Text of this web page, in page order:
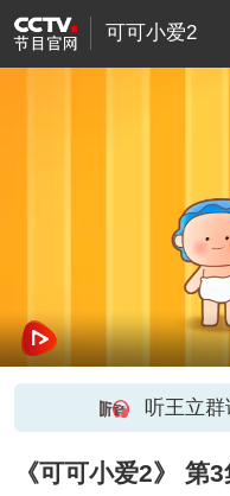
可可小爱2
听王立
《可可小爱2》 第